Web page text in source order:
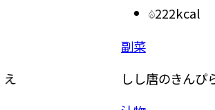
しし唐のきんぴら